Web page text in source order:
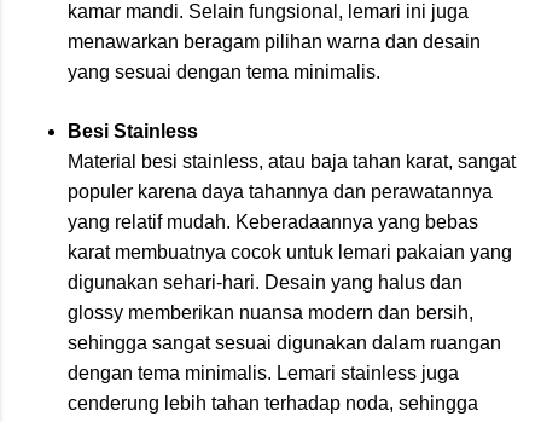
kamar mandi. Selain fungsional, lemari ini juga
menawarkan beragam pilihan warna dan desain
yang sesuai dengan tema minimalis.
Besi Stainless
Material besi stainless, atau baja tahan karat, sangat
populer karena daya tahannya dan perawatannya
yang relatif mudah. Keberadaannya yang bebas
karat membuatnya cocok untuk lemari pakaian yang
digunakan sehari-hari. Desain yang halus dan
glossy memberikan nuansa modern dan bersih,
sehingga sangat sesuai digunakan dalam ruangan
dengan tema minimalis. Lemari stainless juga
cenderung lebih tahan terhadap noda, sehingga